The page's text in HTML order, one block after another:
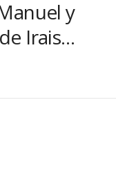
y
Irais…